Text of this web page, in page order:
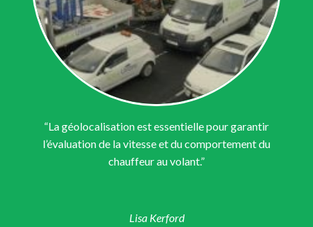
“La géolocalisation est essentielle pour garantir
l’évaluation de la vitesse et du comportement du
chauffeur au volant.”
Lisa Kerford